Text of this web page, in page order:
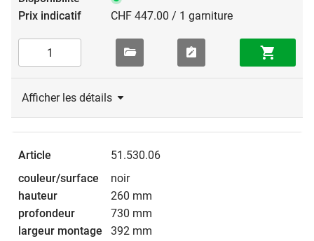
CHF 447.00 / 1 garniture
Afficher les détails
51.530.06
noir
260 mm
730 mm
392 mm